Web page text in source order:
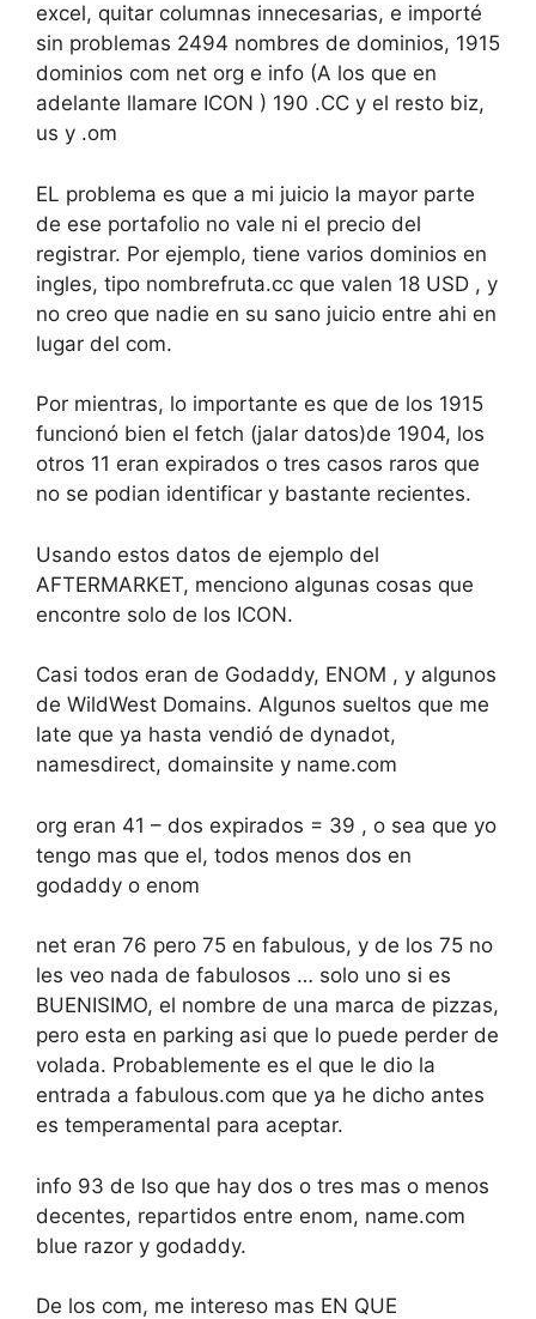
excel, quitar columnas innecesarias, e importé
sin problemas 2494 nombres de dominios, 1915
dominios com net org e info (A los que en
adelante llamare ICON ) 190 .CC y el resto biz,
us y .om
EL problema es que a mi juicio la mayor parte
de ese portafolio no vale ni el precio del
registrar. Por ejemplo, tiene varios dominios en
ingles, tipo nombrefruta.cc que valen 18 USD , y
no creo que nadie en su sano juicio entre ahi en
lugar del com.
Por mientras, lo importante es que de los 1915
funcionó bien el fetch (jalar datos)de 1904, los
otros 11 eran expirados o tres casos raros que
no se podian identificar y bastante recientes.
Usando estos datos de ejemplo del
AFTERMARKET, menciono algunas cosas que
encontre solo de los ICON.
Casi todos eran de Godaddy, ENOM , y algunos
de WildWest Domains. Algunos sueltos que me
late que ya hasta vendió de dynadot,
namesdirect, domainsite y name.com
org eran 41 – dos expirados = 39 , o sea que yo
tengo mas que el, todos menos dos en
godaddy o enom
net eran 76 pero 75 en fabulous, y de los 75 no
les veo nada de fabulosos … solo uno si es
BUENISIMO, el nombre de una marca de pizzas,
pero esta en parking asi que lo puede perder de
volada. Probablemente es el que le dio la
entrada a fabulous.com que ya he dicho antes
es temperamental para aceptar.
info 93 de lso que hay dos o tres mas o menos
decentes, repartidos entre enom, name.com
blue razor y godaddy.
De los com, me intereso mas EN QUE